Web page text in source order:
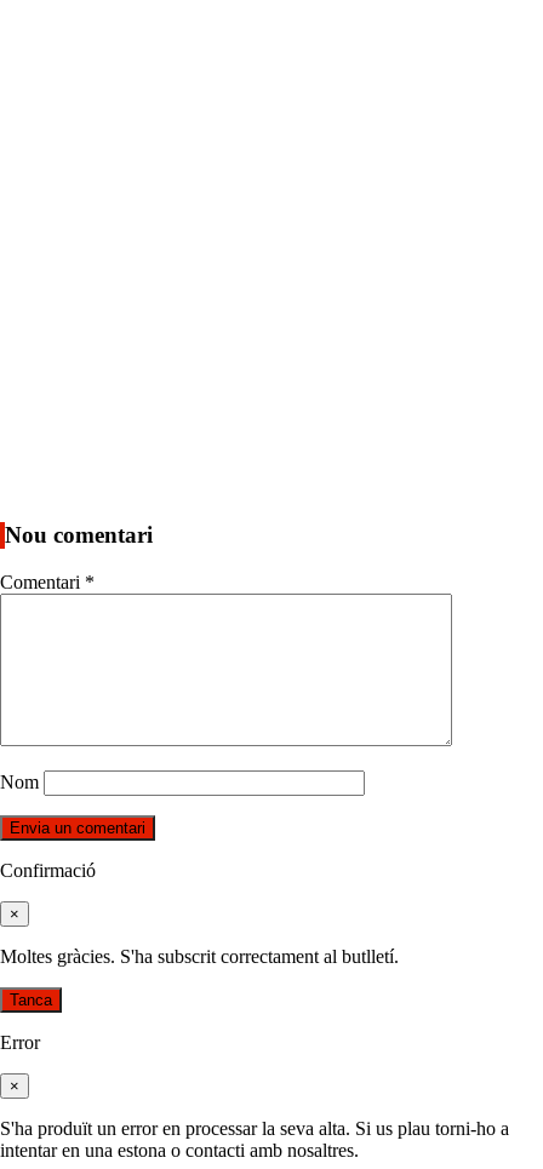
Nou comentari
Comentari *
Nom
Confirmació
×
Moltes gràcies. S'ha subscrit correctament al butlletí.
Tanca
Error
×
S'ha produït un error en processar la seva alta. Si us plau torni-ho a
intentar en una estona o contacti amb nosaltres.